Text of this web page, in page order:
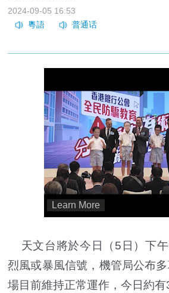
2024-09-05 16:53
天文台將於今日（5日）下
烈風或暴風信號，機管局公布
場目前維持正常運作，今日約有